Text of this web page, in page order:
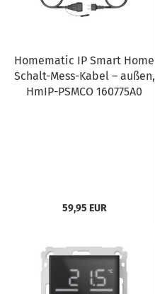
Homematic IP Smart Home
Schalt-Mess-Kabel – außen,
HmIP-PSMCO 160775A0
59,95 EUR